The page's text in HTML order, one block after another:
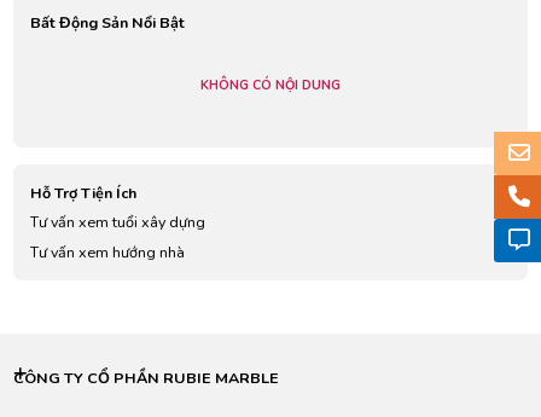
Bất Động Sản Nổi Bật
KHÔNG CÓ NỘI DUNG
Hỗ Trợ Tiện Ích
Tư vấn xem tuổi xây dựng
Tư vấn xem hướng nhà
CÔNG TY CỔ PHẦN RUBIE MARBLE